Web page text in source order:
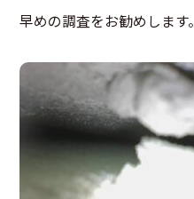
早めの調査をお勧めします。